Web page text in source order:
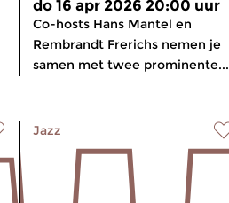
do 16 apr 2026 20:00 uur
Co-hosts Hans Mantel en
Rembrandt Frerichs nemen je
samen met twee prominente...
Jazz